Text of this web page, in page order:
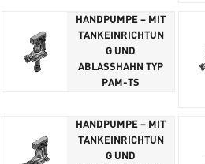
HANDPUMPE – MIT
TANKEINRICHTUN
G UND
ABLASSHAHN TYP
PAM-TS
HANDPUMPE – MIT
TANKEINRICHTUN
G UND